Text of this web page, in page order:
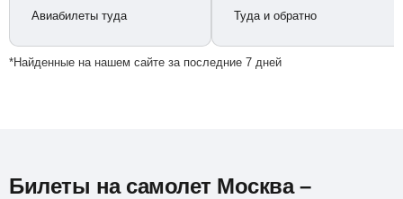
Авиабилеты туда Туда и обратно
*Найденные на нашем сайте за последние 7 дней
Билеты на самолет Москва –